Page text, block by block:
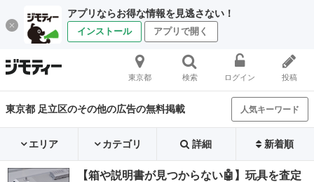
アプリならお得な情報を見逃さない！
インストール アプリで開く
東京都 検索 ログイン 投稿
東京都 足立区のその他の広告の無料掲載 人気キーワード
エリア カテゴリ 詳細 新着順
【箱や説明書が見つからない🤖】玩具を査定